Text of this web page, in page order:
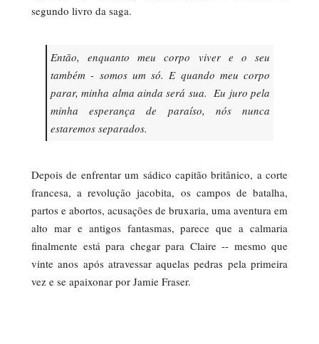
segundo livro da saga.
Então, enquanto meu corpo viver e o seu
também - somos um só. E quando meu corpo
parar, minha alma ainda será sua. Eu juro pela
minha esperança de paraíso, nós nunca
estaremos separados.
Depois de enfrentar um sádico capitão britânico, a corte
francesa, a revolução jacobita, os campos de batalha,
partos e abortos, acusações de bruxaria, uma aventura em
alto mar e antigos fantasmas, parece que a calmaria
finalmente está para chegar para Claire -- mesmo que
vinte anos após atravessar aquelas pedras pela primeira
vez e se apaixonar por Jamie Fraser.